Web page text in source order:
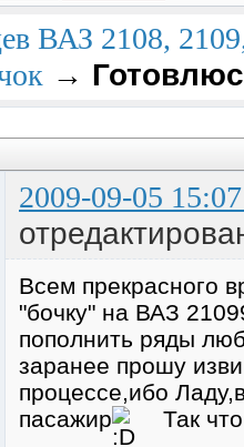
ВАЗ 2108,
→
2009-09-05
Всем прекрасного
"бочку" на ВАЗ
пополнить ряды
заранее прошу
процессе,ибо
пасажир
Так